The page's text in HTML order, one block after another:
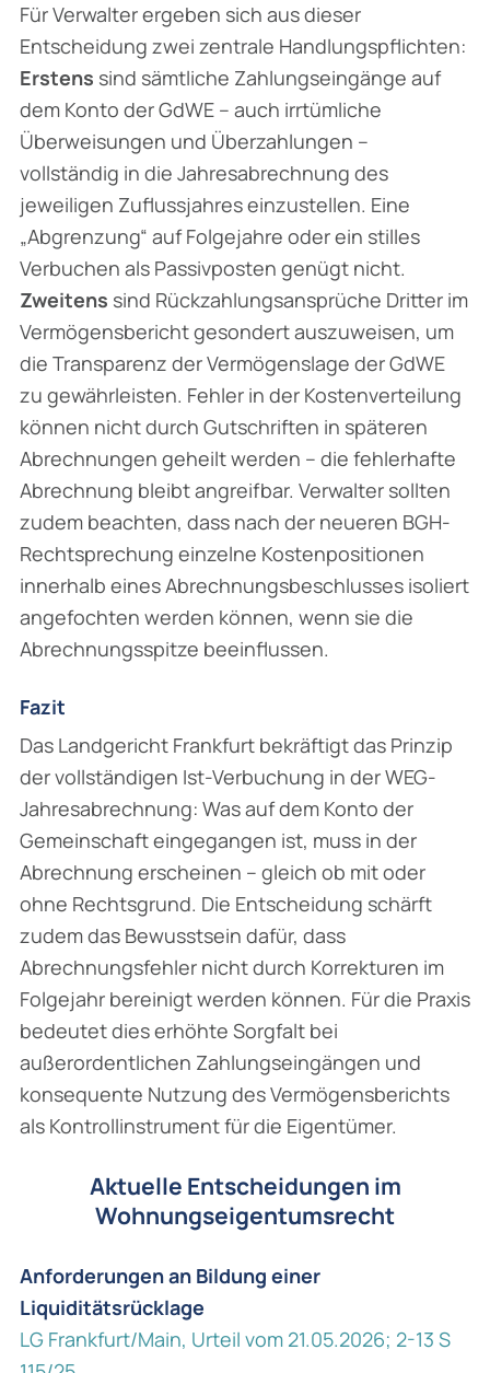
Für Verwalter ergeben sich aus dieser
Entscheidung zwei zentrale Handlungspflichten:
Erstens sind sämtliche Zahlungseingänge auf
dem Konto der GdWE – auch irrtümliche
Überweisungen und Überzahlungen –
vollständig in die Jahresabrechnung des
jeweiligen Zuflussjahres einzustellen. Eine
„Abgrenzung“ auf Folgejahre oder ein stilles
Verbuchen als Passivposten genügt nicht.
Zweitens sind Rückzahlungsansprüche Dritter im
Vermögensbericht gesondert auszuweisen, um
die Transparenz der Vermögenslage der GdWE
zu gewährleisten. Fehler in der Kostenverteilung
können nicht durch Gutschriften in späteren
Abrechnungen geheilt werden – die fehlerhafte
Abrechnung bleibt angreifbar. Verwalter sollten
zudem beachten, dass nach der neueren BGH-
Rechtsprechung einzelne Kostenpositionen
innerhalb eines Abrechnungsbeschlusses isoliert
angefochten werden können, wenn sie die
Abrechnungsspitze beeinflussen.
Fazit
Das Landgericht Frankfurt bekräftigt das Prinzip
der vollständigen Ist-Verbuchung in der WEG-
Jahresabrechnung: Was auf dem Konto der
Gemeinschaft eingegangen ist, muss in der
Abrechnung erscheinen – gleich ob mit oder
ohne Rechtsgrund. Die Entscheidung schärft
zudem das Bewusstsein dafür, dass
Abrechnungsfehler nicht durch Korrekturen im
Folgejahr bereinigt werden können. Für die Praxis
bedeutet dies erhöhte Sorgfalt bei
außerordentlichen Zahlungseingängen und
konsequente Nutzung des Vermögensberichts
als Kontrollinstrument für die Eigentümer.
Aktuelle Entscheidungen im
Wohnungseigentumsrecht
Anforderungen an Bildung einer
Liquiditätsrücklage
LG Frankfurt/Main, Urteil vom 21.05.2026; 2-13 S